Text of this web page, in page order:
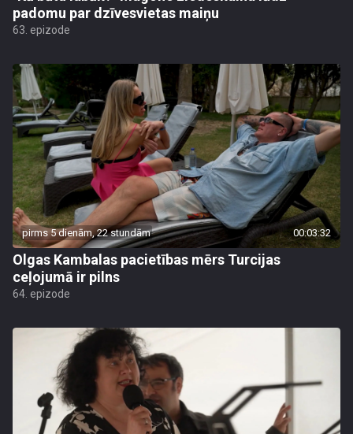
padomu par dzīvesvietas maiņu
63. epizode
pirms 5 dienām, 22 stundām 00:03:32
Olgas Kambalas pacietības mērs Turcijas
ceļojumā ir pilns
64. epizode